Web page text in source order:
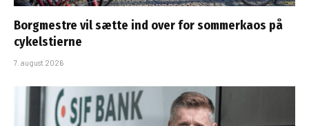
Borgmestre vil sætte ind over for sommerkaos på
cykelstierne
7. august 2026